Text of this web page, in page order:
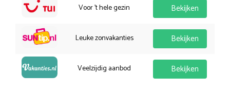
Voor 't hele gezin Bekijken
Leuke zonvakanties Bekijken
Veelzijdig aanbod Bekijken